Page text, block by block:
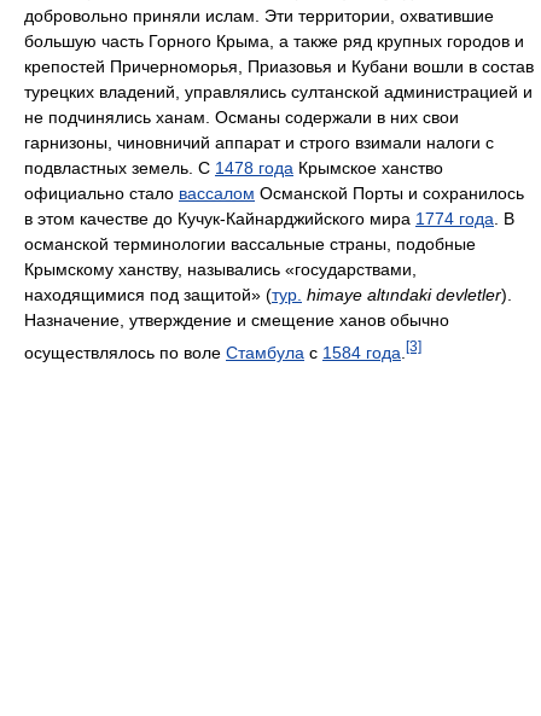
добровольно приняли ислам. Эти территории, охватившие
большую часть Горного Крыма, а также ряд крупных городов и
крепостей Причерноморья, Приазовья и Кубани вошли в состав
турецких владений, управлялись султанской администрацией и
не подчинялись ханам. Османы содержали в них свои
гарнизоны, чиновничий аппарат и строго взимали налоги с
подвластных земель. С 1478 года Крымское ханство
официально стало вассалом Османской Порты и сохранилось
в этом качестве до Кучук-Кайнарджийского мира 1774 года. В
османской терминологии вассальные страны, подобные
Крымскому ханству, назывались «государствами,
находящимися под защитой» (тур. himaye altındaki devletler).
Назначение, утверждение и смещение ханов обычно
осуществлялось по воле Стамбула с 1584 года [3]